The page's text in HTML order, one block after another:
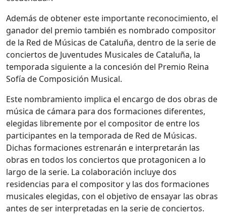
Además de obtener este importante reconocimiento, el
ganador del premio también es nombrado compositor
de la Red de Músicas de Cataluña, dentro de la serie de
conciertos de Juventudes Musicales de Cataluña, la
temporada siguiente a la concesión del Premio Reina
Sofía de Composición Musical.
Este nombramiento implica el encargo de dos obras de
música de cámara para dos formaciones diferentes,
elegidas libremente por el compositor de entre los
participantes en la temporada de Red de Músicas.
Dichas formaciones estrenarán e interpretarán las
obras en todos los conciertos que protagonicen a lo
largo de la serie. La colaboración incluye dos
residencias para el compositor y las dos formaciones
musicales elegidas, con el objetivo de ensayar las obras
antes de ser interpretadas en la serie de conciertos.